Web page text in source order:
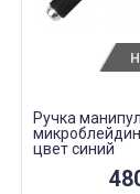
Ручка
цвет синий